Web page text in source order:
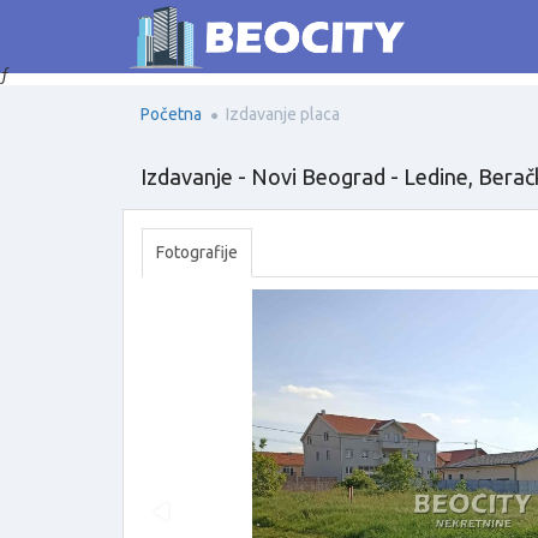
ƒ
Početna Izdavanje placa
Izdavanje - Novi Beograd - Ledine,
Fotografije